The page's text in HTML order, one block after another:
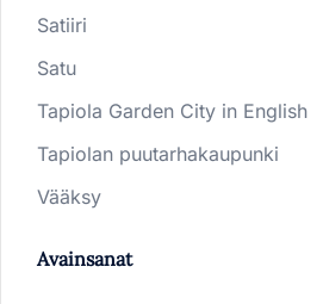
Satiiri
Satu
Tapiola Garden City in English
Tapiolan puutarhakaupunki
Vääksy
Avainsanat